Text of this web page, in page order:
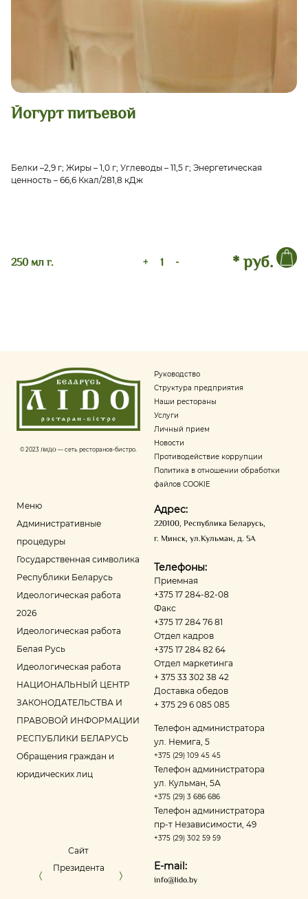
Йогурт питьевой
Белки –2,9 г; Жиры – 1,0 г; Углеводы – 11,5 г; Энергетическая
ценность – 66,6 Ккал/281,8 кДж
250 мл г. + - * руб.
© 2023 ЛИДО — сеть ресторанов-бистро.
Меню
Административные
процедуры
Государственная символика
Республики Беларусь
Идеологическая работа
2026
Идеологическая работа
Белая Русь
Идеологическая работа
НАЦИОНАЛЬНЫЙ ЦЕНТР
ЗАКОНОДАТЕЛЬСТВА И
ПРАВОВОЙ ИНФОРМАЦИИ
РЕСПУБЛИКИ БЕЛАРУСЬ
Обращения граждан и
юридических лиц
Сайт
Президента
Президента
Республики
Руководство
Структура предприятия
Наши рестораны
Услуги
Личный прием
Новости
Противодействие коррупции
Политика в отношении обработки
файлов COOKIE
Адрес:
220100, Республика Беларусь,
г. Минск, ул.Кульман, д. 5А
Телефоны:
Приемная
+375 17 284-82-08
Факс
+375 17 284 76 81
Отдел кадров
+375 17 284 82 64
Отдел маркетинга
+ 375 33 302 38 42
Доставка обедов
+ 375 29 6 085 085
Телефон администратора
ул. Немига, 5
+375 (29) 109 45 45
Телефон администратора
ул. Кульман, 5А
+375 (29) 3 686 686
Телефон администратора
пр‑т Независимости, 49
+375 (29) 302 59 59
E-mail:
info@lido.by